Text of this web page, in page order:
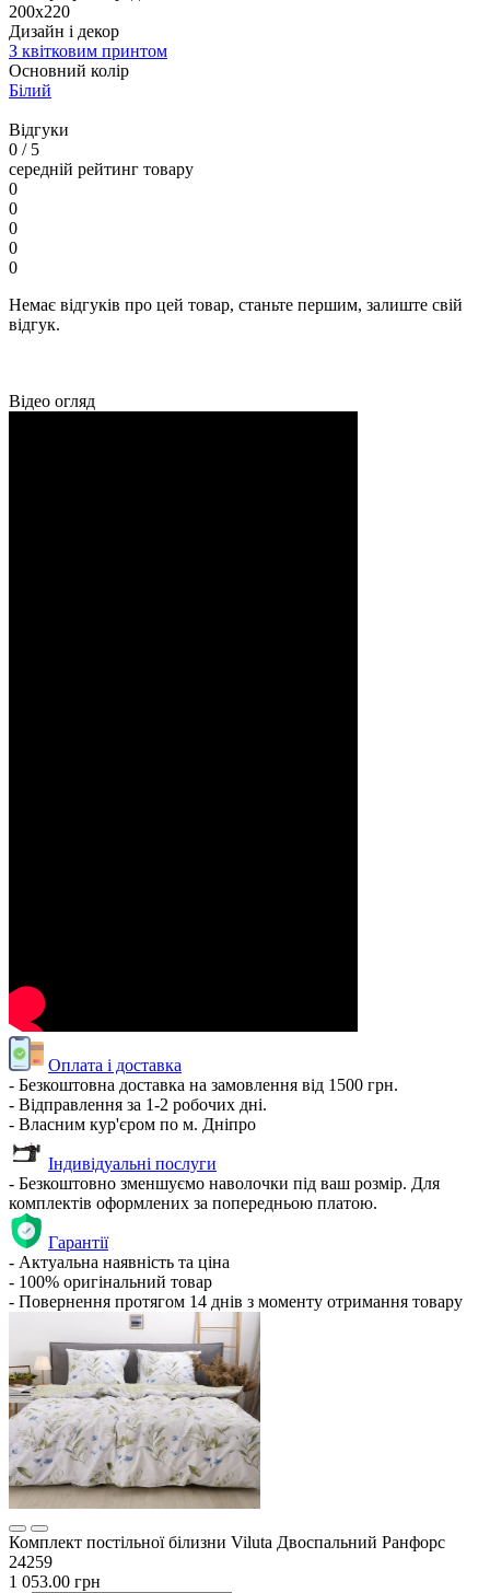
200x220
Дизайн і декор
З квітковим принтом
Основний колір
Білий
Відгуки
0 / 5
середній рейтинг товару
0
0
0
0
0
Немає відгуків про цей товар, станьте першим, залиште свій
відгук.
Відео огляд
Оплата і доставка
- Безкоштовна доставка на замовлення від 1500 грн.
- Відправлення за 1-2 робочих дні.
- Власним кур'єром по м. Дніпро
Індивідуальні послуги
- Безкоштовно зменшуємо наволочки під ваш розмір. Для
комплектів оформлених за попередньою платою.
Гарантії
- Актуальна наявність та ціна
- 100% оригінальний товар
- Повернення протягом 14 днів з моменту отримання товару
Комплект постільної білизни Viluta Двоспальний Ранфорс
24259
1 053.00 грн